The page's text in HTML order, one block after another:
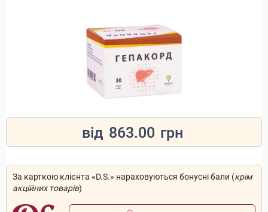
від 863.00 грн
За карткою клієнта «D.S.» нараховуються бонусні бали (крім
акційних товарів)